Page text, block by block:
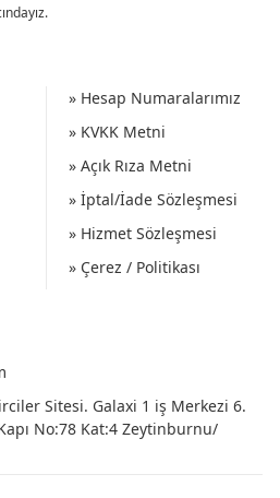
» Hesap Numaralarımız
» KVKK Metni
» Açık Rıza Metni
» İptal/İade Sözleşmesi
» Hizmet Sözleşmesi
» Çerez / Politikası
Sitesi. Galaxi 1 iş Merkezi 6.
No:78 Kat:4 Zeytinburnu/